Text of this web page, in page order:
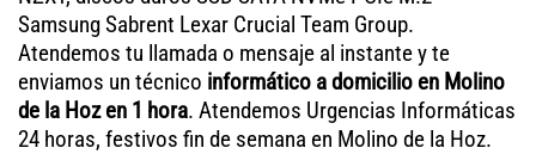
Samsung Sabrent Lexar Crucial Team Group.
Atendemos tu llamada o mensaje al instante y te
enviamos un técnico informático a domicilio en Molino
de la Hoz en 1 hora. Atendemos Urgencias Informáticas
24 horas, festivos fin de semana en Molino de la Hoz.